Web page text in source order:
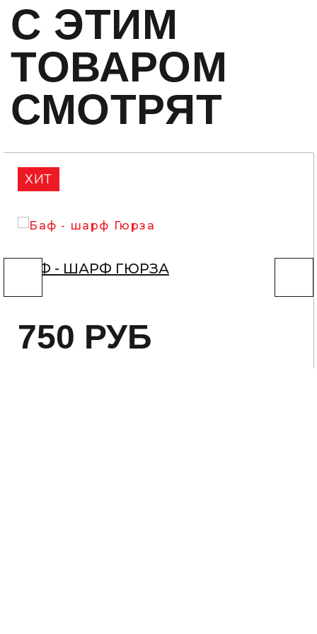
C ЭТИМ
ТОВАРОМ
СМОТРЯТ
ХИТ
БАФ - ШАРФ ГЮРЗА
750 РУБ